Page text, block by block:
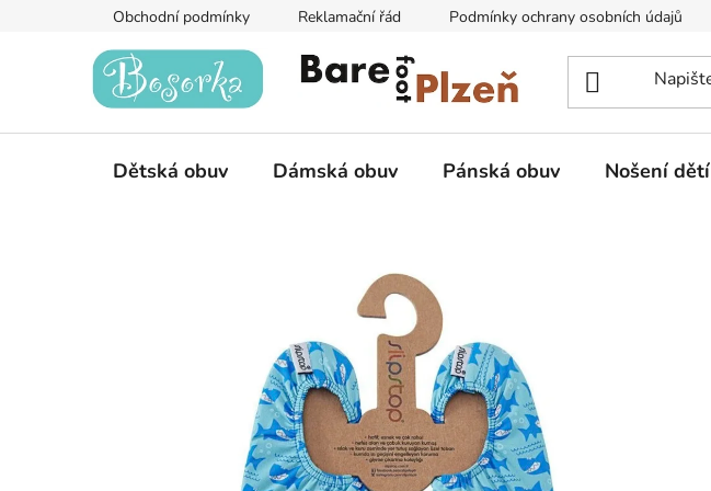
Obchodní podmínky Reklamační řád Podmínky ochrany osobních údajů
Dětská obuv Dámská obuv Pánská obuv Nošení dětí